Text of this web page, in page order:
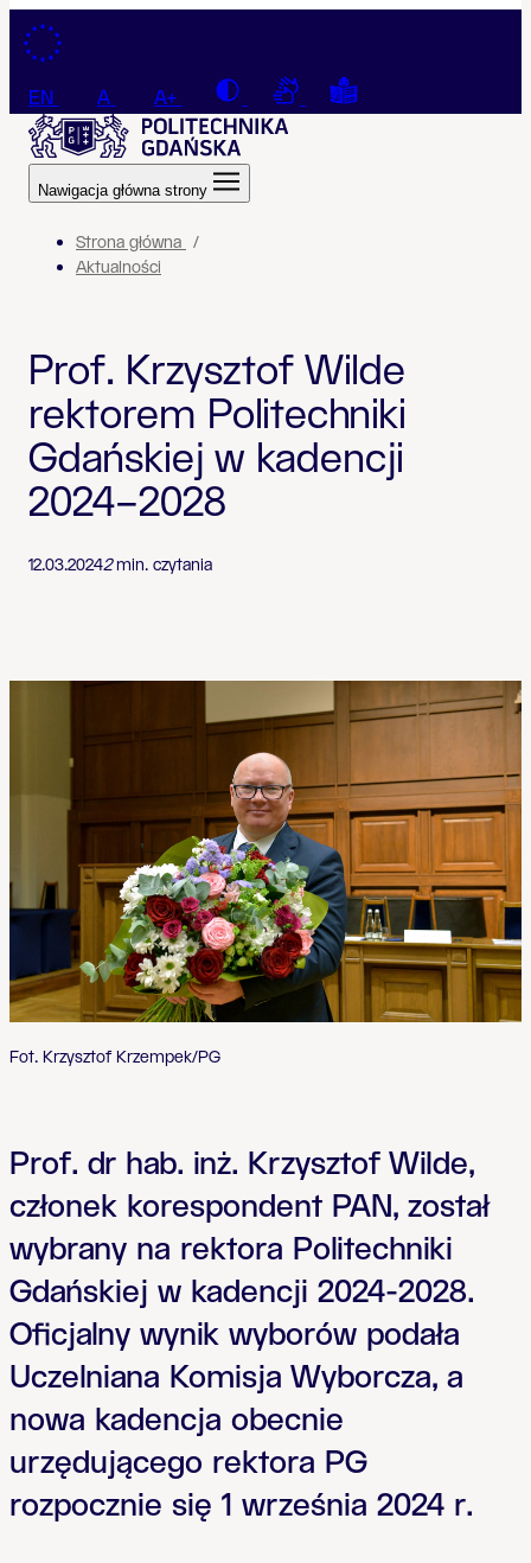
Przejdź do treści
EN A A+ Contrast Connection with a sign
Tekst łatwy do
Nawigacja główna strony
Strona główna
Aktualności
Prof. Krzysztof Wilde
rektorem Politechniki
Gdańskiej w kadencji
2024–2028
12.03.20242min. czytania
Fot. Krzysztof Krzempek/PG
Prof. dr hab. inż. Krzysztof Wilde,
członek korespondent PAN, został
wybrany na rektora Politechniki
Gdańskiej w kadencji 2024-2028.
Oficjalny wynik wyborów podała
Uczelniana Komisja Wyborcza, a
nowa kadencja obecnie
urzędującego rektora PG
rozpocznie się 1 września 2024 r.